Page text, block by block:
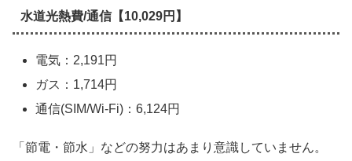
水道光熱費/通信【10,029円】
電気：2,191円
ガス：1,714円
通信(SIM/Wi-Fi)：6,124円
「節電・節水」などの努力はあまり意識していません。